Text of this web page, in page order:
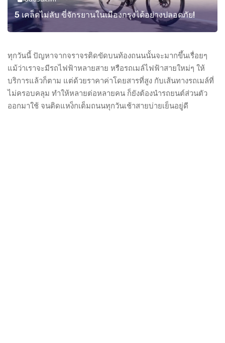
5 เคล็ดไม่ลับ ขี่จักรยานในเมืองกรุงได้อย่างปลอดภัย!
ทุกวันนี้ ปัญหาจากจราจรติดขัดบนท้องถนนนั้นจะมากขึ้นเรื่อยๆ
แม้ว่าเราจะมีรถไฟฟ้าหลายสาย หรือรถเมล์ไฟฟ้าสายใหม่ๆ ให้
บริการแล้วก็ตาม แต่ด้วยราคาค่าโดยสารที่สูง กับเส้นทางรถเมล์ที่
ไม่ครอบคลุม ทำให้หลายต่อหลายคน ก็ยังต้องนำรถยนต์ส่วนตัว
ออกมาใช้ จนติดแหง็กเต็มถนนทุกวันเช้าสายบ่ายเย็นอยู่ดี